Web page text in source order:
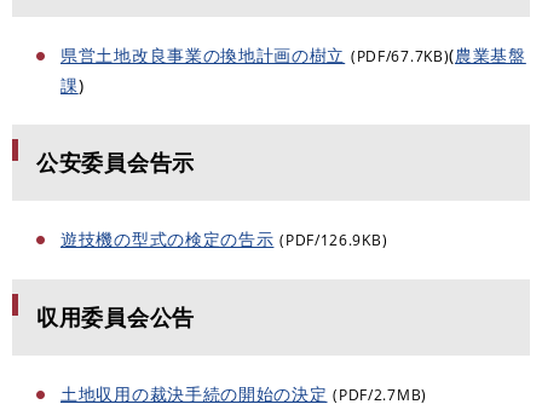
県営土地改良事業の換地計画の樹立 (PDF/67.7KB)(農業基盤
課)
公安委員会告示
遊技機の型式の検定の告示 (PDF/126.9KB)
収用委員会公告
土地収用の裁決手続の開始の決定 (PDF/2.7MB)